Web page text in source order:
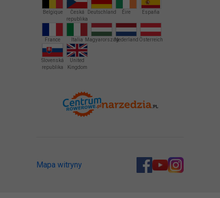
Belgique
Česká
republika
Deutschland Éire España
France Italia MagyarországNederland Österreich
Slovenská
republika
United
Kingdom
Mapa witryny